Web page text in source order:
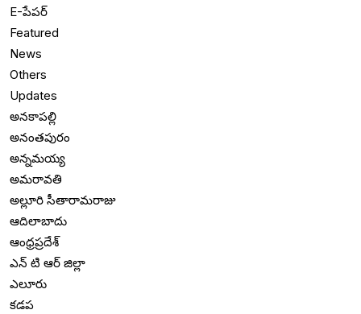
E-పేపర్
Featured
News
Others
Updates
అనకాపల్లి
అనంతపురం
అన్నమయ్య
అమరావతి
అల్లూరి సీతారామరాజు
ఆదిలాబాదు
ఆంధ్రప్రదేశ్
ఎన్ టి ఆర్ జిల్లా
ఎలూరు
కడప